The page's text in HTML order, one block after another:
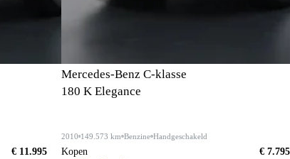
€ 11.995
Mercedes-Benz C-klasse
180 K Elegance
2010 149.573 km Benzine Handgeschakeld
Kopen € 7.795